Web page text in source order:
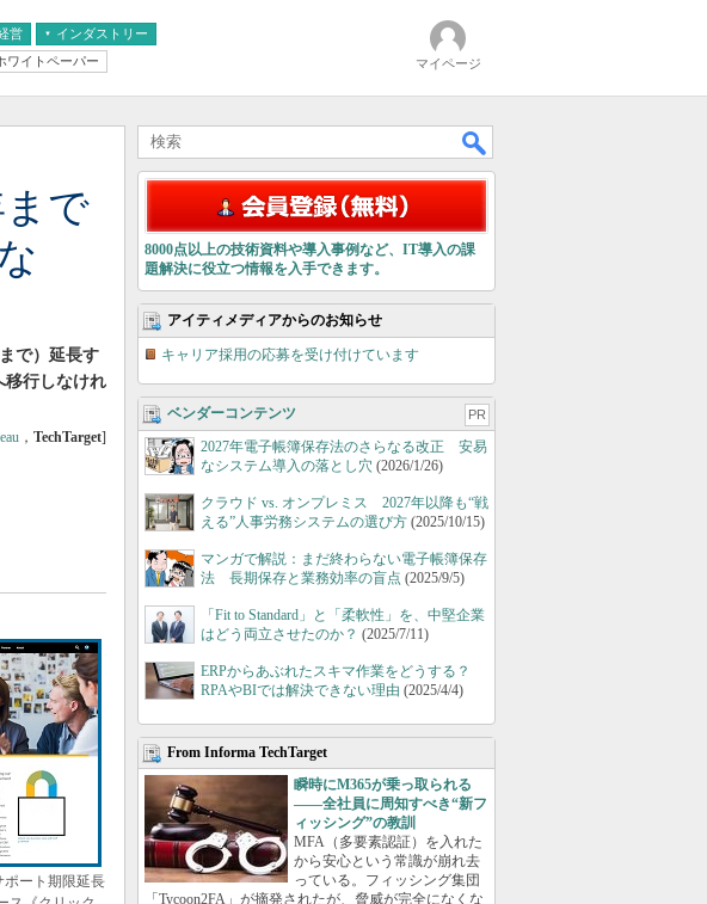
営 インダストリー
ワイトペーパー マイページ
まで
で）延長す
移行しなけれ
， TechTarget]
ポート期限延長
8000点以上の技術資料や導入事例など、IT導入の課
題解決に役立つ情報を入手できます。
アイティメディアからのお知らせ
キャリア採用の応募を受け付けています
ベンダーコンテンツ PR
2027年電子帳簿保存法のさらなる改正 安易
なシステム導入の落とし穴 (2026/1/26)
クラウド vs. オンプレミス 2027年以降も“戦
える”人事労務システムの選び方 (2025/10/15)
マンガで解説：まだ終わらない電子帳簿保存
法 長期保存と業務効率の盲点 (2025/9/5)
「Fit to Standard」と「柔軟性」を、中堅企業
はどう両立させたのか？ (2025/7/11)
ERPからあぶれたスキマ作業をどうする？
RPAやBIでは解決できない理由 (2025/4/4)
From Informa TechTarget
瞬時にM365が乗っ取られる
――全社員に周知すべき“新フ
ィッシング”の教訓
MFA（多要素認証）を入れた
から安心という常識が崩れ去
っている。フィッシング集団
「Tycoon2FA」が摘発されたが、脅威が完全になくな